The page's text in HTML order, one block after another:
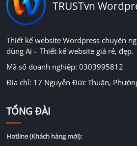
TRUSTvn
Thiết kế website Wordpress chuyên
dùng Ai – Thiết kế website giá rẻ, đẹp.
Mã số doanh nghiệp: 0303995812
Địa chỉ: 17 Nguyễn Đức Thuận,
TỔNG ĐÀI
Hotline (Khách hàng mới):